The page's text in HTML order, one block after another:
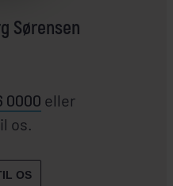
Sørensen
0000 eller
os.
OS